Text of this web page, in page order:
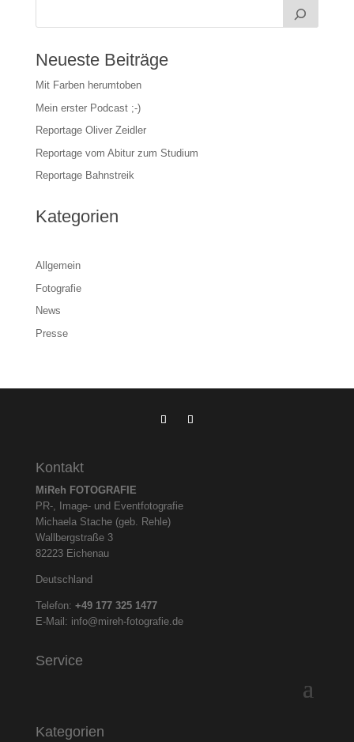
Neueste Beiträge
Mit Farben herumtoben
Mein erster Podcast ;-)
Reportage Oliver Zeidler
Reportage vom Abitur zum Studium
Reportage Bahnstreik
Kategorien
Allgemein
Fotografie
News
Presse
Kontakt
MiReh FOTOGRAFIE
PR-, Image- und Eventfotografie
Michaela Stache (geb. Rehle)
Wallbergstraße 3
82223 Eichenau
Deutschland
Telefon: +49 177 325 1477
E-Mail: info@mireh-fotografie.de
Service
Kategorien